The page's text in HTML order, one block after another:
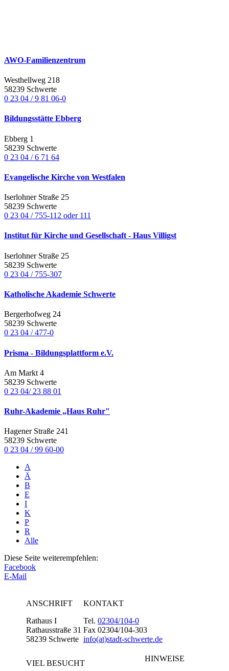
AWO-Familienzentrum
Westhellweg 218
58239 Schwerte
0 23 04 / 9 81 06-0
Bildungsstätte Ebberg
Ebberg 1
58239 Schwerte
0 23 04 / 6 71 64
Evangelische Kirche von Westfalen
Iserlohner Straße 25
58239 Schwerte
0 23 04 / 755-112 oder 111
Institut für Kirche und Gesellschaft - Haus Villigst
Iserlohner Straße 25
58239 Schwerte
0 23 04 / 755-307
Katholische Akademie Schwerte
Bergerhofweg 24
58239 Schwerte
0 23 04 / 477-0
Prisma - Bildungsplattform e.V.
Am Markt 4
58239 Schwerte
0 23 04/ 23 88 01
Ruhr-Akademie „Haus Ruhr"
Hagener Straße 241
58239 Schwerte
0 23 04 / 99 60-00
A
Ä
B
E
I
K
P
R
Alle
Diese Seite weiterempfehlen:
Facebook
E-Mail
ANSCHRIFT
Rathaus I
Rathausstraße 31
58239 Schwerte
KONTAKT
Tel. 02304/104-0
Fax 02304/104-303
info(at)stadt-schwerte.de
VIEL BESUCHT
HINWEISE